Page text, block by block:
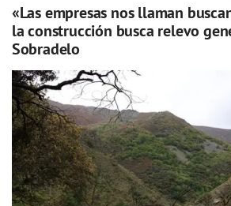
«Las empresas nos llaman
la construcción busca relevo
Sobradelo